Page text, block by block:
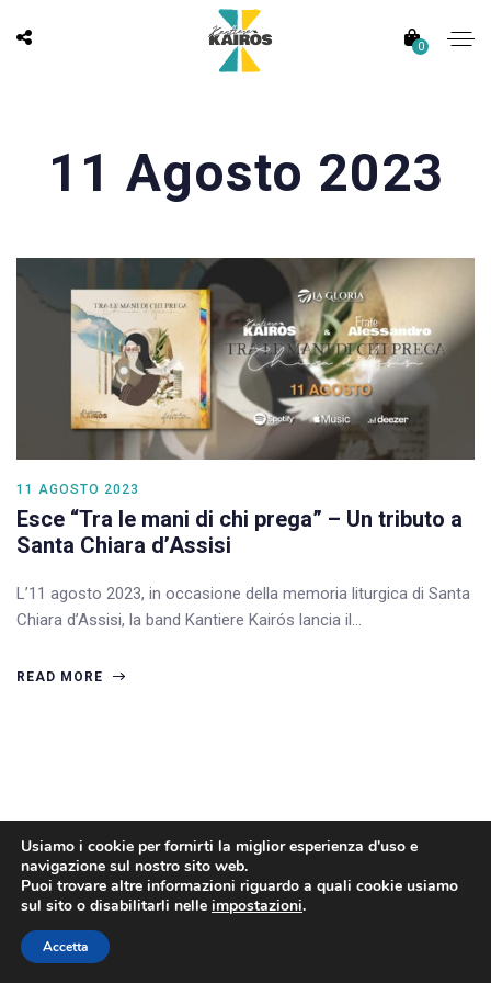
0
11 Agosto 2023
11 AGOSTO 2023
Esce “Tra le mani di chi prega” – Un tributo a
Santa Chiara d’Assisi
L’11 agosto 2023, in occasione della memoria liturgica di Santa
Chiara d’Assisi, la band Kantiere Kairós lancia il…
READ MORE
Usiamo i cookie per fornirti la miglior esperienza d'uso e
navigazione sul nostro sito web.
Puoi trovare altre informazioni riguardo a quali cookie usiamo
sul sito o disabilitarli nelle impostazioni.
Accetta